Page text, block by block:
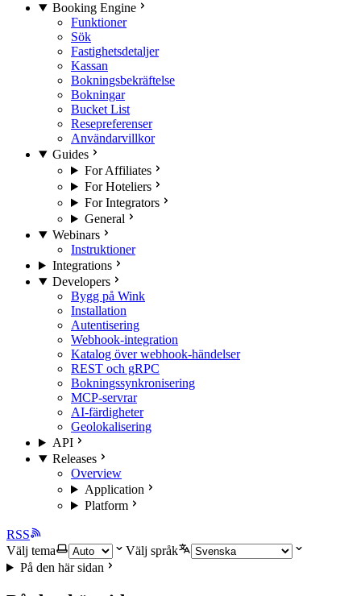
Booking Engine
Funktioner
Sök
Fastighetsdetaljer
Kassan
Bokningsbekräftelse
Bokningar
Bucket List
Resepreferenser
Användarvillkor
Guides
For Affiliates
For Hoteliers
For Integrators
General
Webinars
Instruktioner
Integrations
Developers
Bygg på Wink
Installation
Autentisering
Webhook-integration
Katalog över webhook-händelser
REST och gRPC
Bokningssynkronisering
MCP-servrar
AI-färdigheter
Geolokalisering
API
Releases
Overview
Application
Platform
RSS
Välj tema
Välj språk
På den här sidan